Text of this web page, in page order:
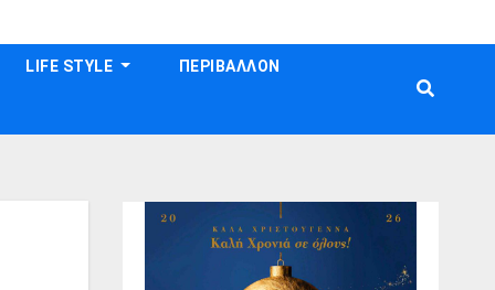
LIFE STYLE ΠΕΡΙΒΑΛΛΟΝ